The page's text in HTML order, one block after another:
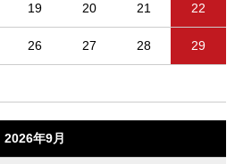
19 20 21 22
26 27 28 29
2026年9月